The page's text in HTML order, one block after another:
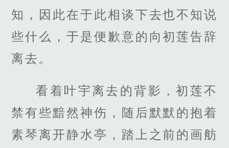
知，因此在于此相谈下去也不知说
些什么，于是便歉意的向初莲告辞
离去。
看着叶宇离去的背影，初莲不
禁有些黯然神伤，随后默默的抱着
素琴离开静水亭，踏上之前的画舫